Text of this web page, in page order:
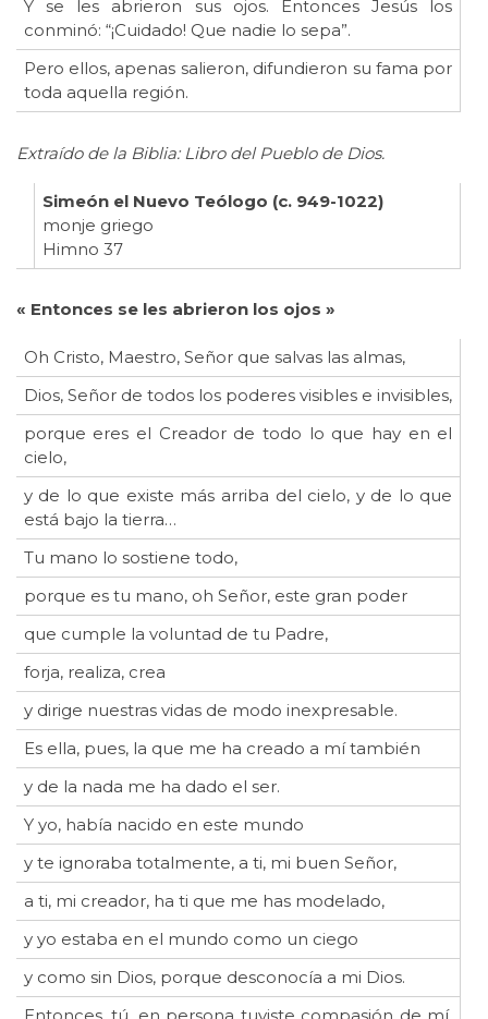
Y se les abrieron sus ojos. Entonces Jesús los
conminó: “¡Cuidado! Que nadie lo sepa”.
Pero ellos, apenas salieron, difundieron su fama por
toda aquella región.
Extraído de la Biblia: Libro del Pueblo de Dios.
Simeón el Nuevo Teólogo (c. 949-1022)
monje griego
Himno 37
« Entonces se les abrieron los ojos »
Oh Cristo, Maestro, Señor que salvas las almas,
Dios, Señor de todos los poderes visibles e invisibles,
porque eres el Creador de todo lo que hay en el
cielo,
y de lo que existe más arriba del cielo, y de lo que
está bajo la tierra…
Tu mano lo sostiene todo,
porque es tu mano, oh Señor, este gran poder
que cumple la voluntad de tu Padre,
forja, realiza, crea
y dirige nuestras vidas de modo inexpresable.
Es ella, pues, la que me ha creado a mí también
y de la nada me ha dado el ser.
Y yo, había nacido en este mundo
y te ignoraba totalmente, a ti, mi buen Señor,
a ti, mi creador, ha ti que me has modelado,
y yo estaba en el mundo como un ciego
y como sin Dios, porque desconocía a mi Dios.